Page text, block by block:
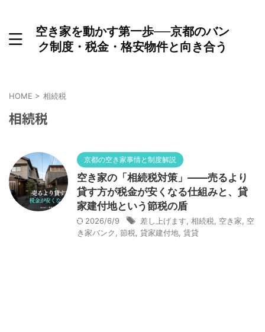
空き家を動かす第一歩──京都のバン
ク制度・税金・格安物件と向き合う
HOME > 相続税
相続税
京都の空き家事情と制度解説
空き家の「相続税対策」——売るより
貸す方が税金が安くなる仕組みと、貸
家建付地という節税の盾
2026/6/9 差し上げます 相続税 空き家
空
き家バンク
節税 貸家建付地 賃貸